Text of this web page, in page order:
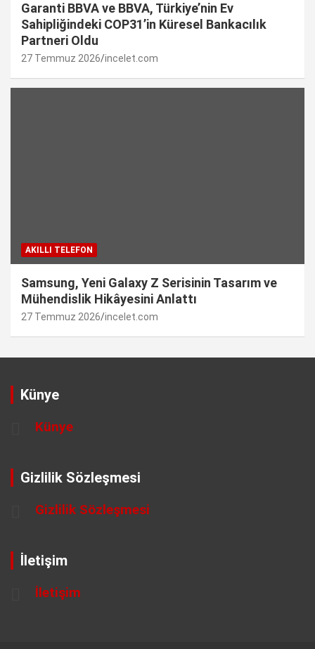
Garanti BBVA ve BBVA, Türkiye’nin Ev
Sahipliğindeki COP31’in Küresel Bankacılık
Partneri Oldu
27 Temmuz 2026 incelet.com
AKILLI TELEFON
Samsung, Yeni Galaxy Z Serisinin Tasarım ve
Mühendislik Hikâyesini Anlattı
27 Temmuz 2026 incelet.com
Künye
Künye
Gizlilik Sözleşmesi
Gizlilik Sözleşmesi
İletişim
İletişim